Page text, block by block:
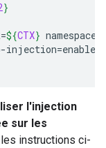
}
=${CTX} namespace
injection=enabled
l'injection
sur les
instructions ci-